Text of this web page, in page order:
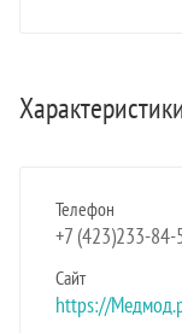
Телефон
+7 (423)233-
Сайт
https://